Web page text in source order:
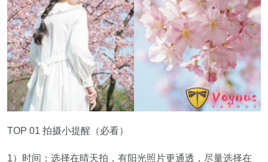
TOP 01 拍摄小提醒（必看）
1）时间：选择在晴天拍，有阳光照片更通透，尽量选择在